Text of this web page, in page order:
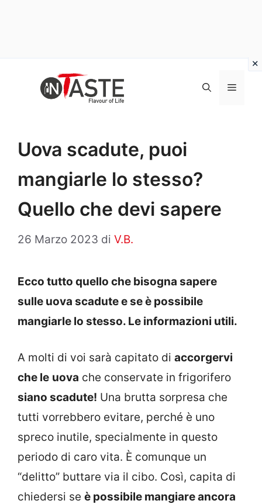
Menu
Uova scadute, puoi
mangiarle lo stesso?
Quello che devi sapere
26 Marzo 2023 di V.B.
Ecco tutto quello che bisogna sapere
sulle uova scadute e se è possibile
mangiarle lo stesso. Le informazioni utili.
A molti di voi sarà capitato di accorgervi
che le uova che conservate in frigorifero
siano scadute! Una brutta sorpresa che
tutti vorrebbero evitare, perché è uno
spreco inutile, specialmente in questo
periodo di caro vita. È comunque un
“delitto” buttare via il cibo. Così, capita di
chiedersi se è possibile mangiare ancora